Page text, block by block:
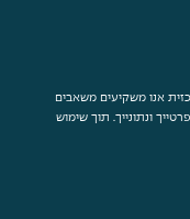
אנו משקיעים משאבים
ונתונייך. תוך שימוש